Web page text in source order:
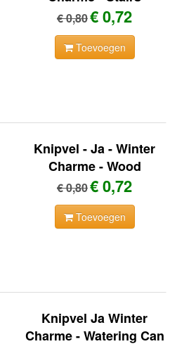
€ 0,80€ 0,72
Toevoegen
Knipvel - Ja - Winter
Charme - Wood
€ 0,80€ 0,72
Toevoegen
Knipvel Ja Winter
Charme - Watering Can